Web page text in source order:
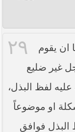
٢٩
ان يقوم
غير ضليع
عليه لفظ البذل،
او موضوعاً
البذل فوافق